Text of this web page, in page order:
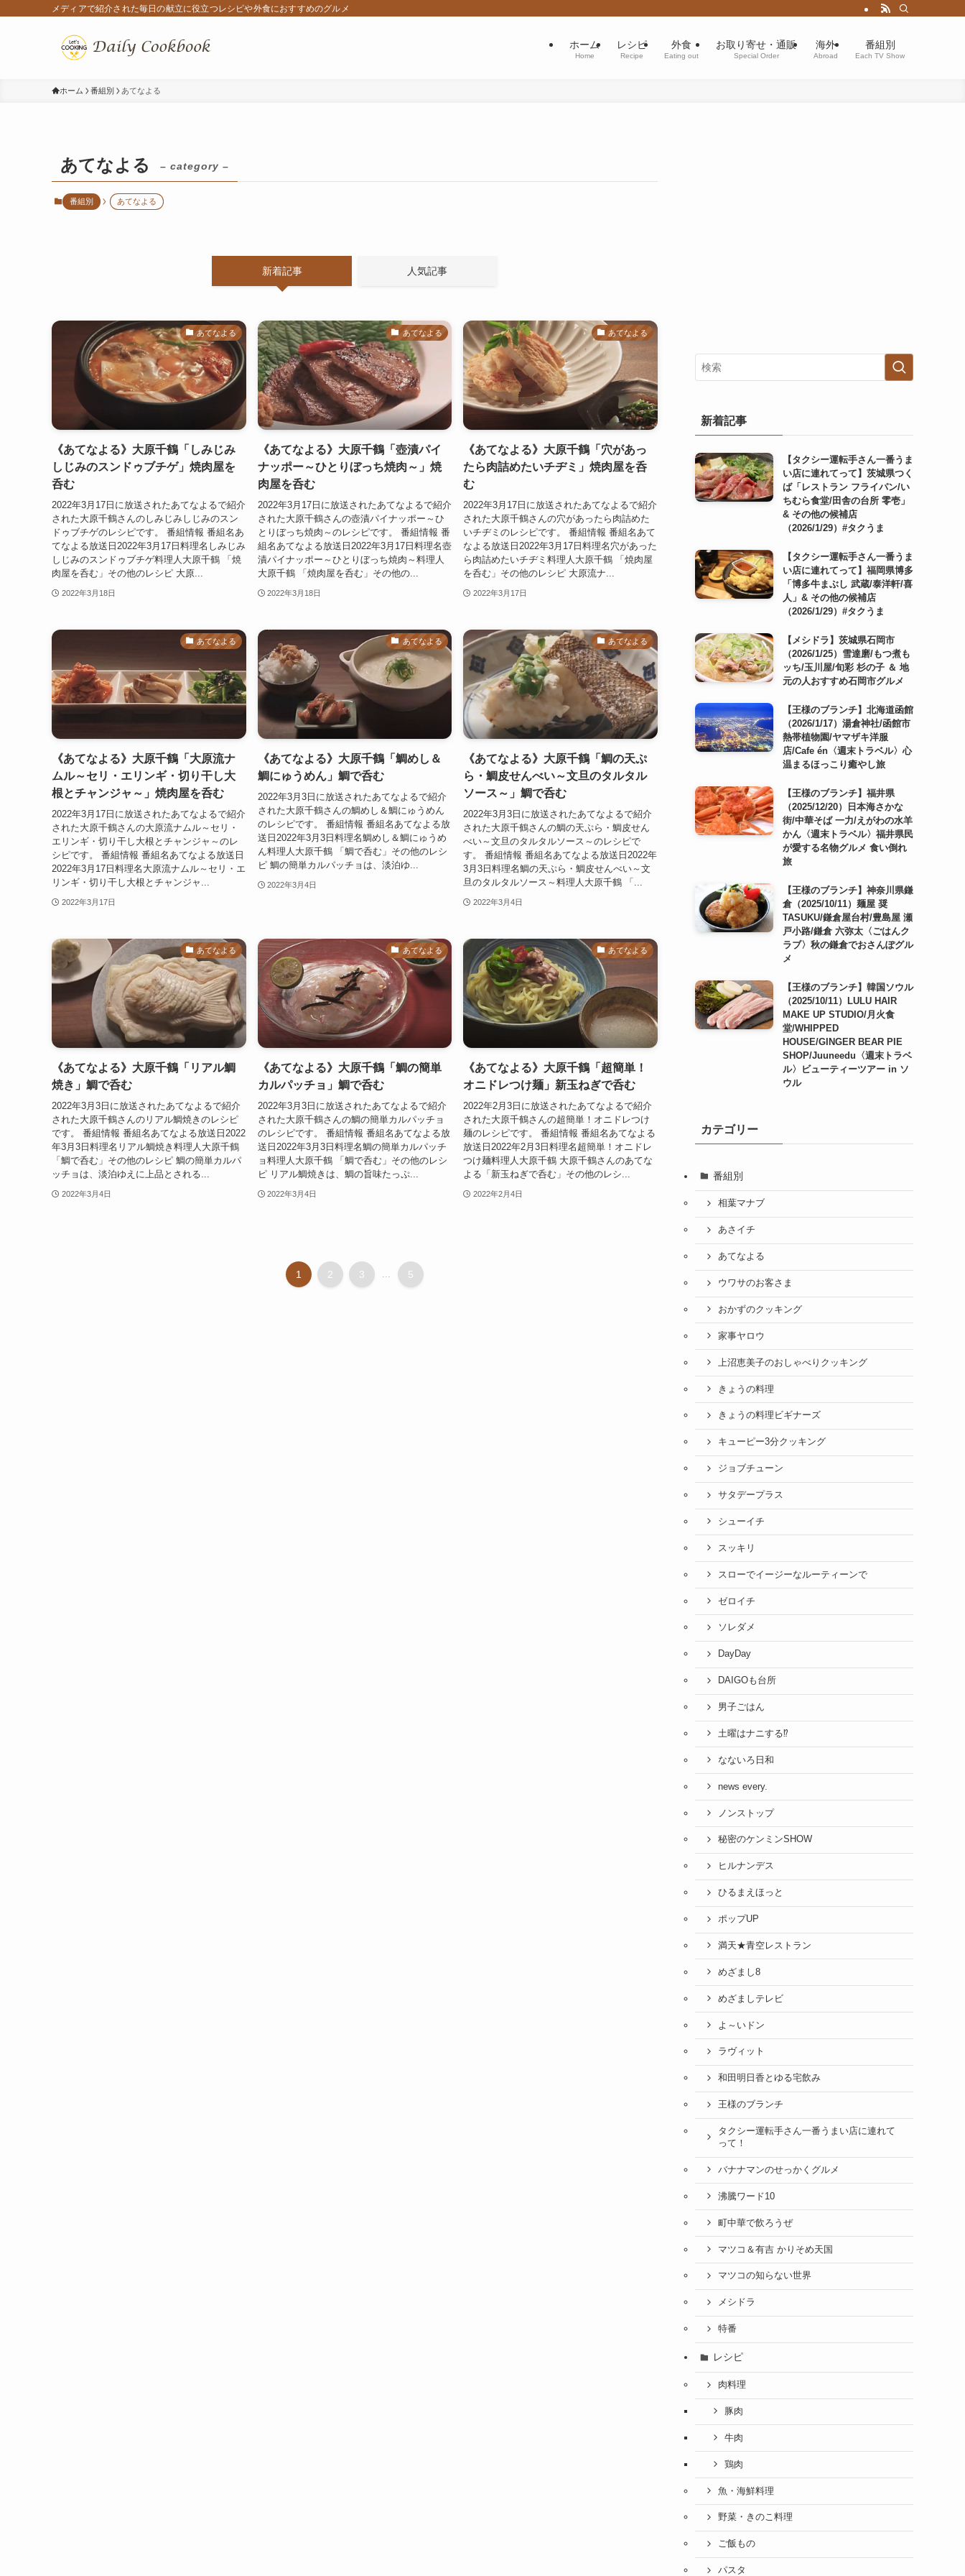
メディアで紹介された毎日の献立に役立つレシピや外食におすすめのグルメ
ホーム
Home
レシピ
Recipe
外食
Eating out
お取り寄せ・通販
Special Order
海外
Abroad
番組別
Each TV Show
ホーム 番組別 あてなよる
あてなよる – category –
番組別 あてなよる
新着記事 人気記事
あてなよる
《あてなよる》大原千鶴「しみじみ
しじみのスンドゥブチゲ」焼肉屋を
呑む
2022年3月17日に放送されたあてなよるで紹介
された大原千鶴さんのしみじみしじみのスン
ドゥブチゲのレシピです。 番組情報 番組名あ
てなよる放送日2022年3月17日料理名しみじみ
しじみのスンドゥブチゲ料理人大原千鶴 「焼
肉屋を呑む」その他のレシピ 大原...
2022年3月18日
あてなよる
《あてなよる》大原千鶴「壺漬パイ
ナッポー～ひとりぼっち焼肉～」焼
肉屋を呑む
2022年3月17日に放送されたあてなよるで紹介
された大原千鶴さんの壺漬パイナッポー～ひ
とりぼっち焼肉～のレシピです。 番組情報 番
組名あてなよる放送日2022年3月17日料理名壺
漬パイナッポー～ひとりぼっち焼肉～料理人
大原千鶴 「焼肉屋を呑む」その他の...
2022年3月18日
あてなよる
《あてなよる》大原千鶴「穴があっ
たら肉詰めたいチヂミ」焼肉屋を呑
む
2022年3月17日に放送されたあてなよるで紹介
された大原千鶴さんの穴があったら肉詰めた
いチヂミのレシピです。 番組情報 番組名あて
なよる放送日2022年3月17日料理名穴があった
ら肉詰めたいチヂミ料理人大原千鶴 「焼肉屋
を呑む」その他のレシピ 大原流ナ...
2022年3月17日
あてなよる
《あてなよる》大原千鶴「大原流ナ
ムル～セリ・エリンギ・切り干し大
根とチャンジャ～」焼肉屋を呑む
2022年3月17日に放送されたあてなよるで紹介
された大原千鶴さんの大原流ナムル～セリ・
エリンギ・切り干し大根とチャンジャ～のレ
シピです。 番組情報 番組名あてなよる放送日
2022年3月17日料理名大原流ナムル～セリ・エ
リンギ・切り干し大根とチャンジャ...
2022年3月17日
あてなよる
《あてなよる》大原千鶴「鯛めし＆
鯛にゅうめん」鯛で呑む
2022年3月3日に放送されたあてなよるで紹介
された大原千鶴さんの鯛めし＆鯛にゅうめん
のレシピです。 番組情報 番組名あてなよる放
送日2022年3月3日料理名鯛めし＆鯛にゅうめ
ん料理人大原千鶴 「鯛で呑む」その他のレシ
ピ 鯛の簡単カルパッチョは、淡泊ゆ...
2022年3月4日
あてなよる
《あてなよる》大原千鶴「鯛の天ぷ
ら・鯛皮せんべい～文旦のタルタル
ソース～」鯛で呑む
2022年3月3日に放送されたあてなよるで紹介
された大原千鶴さんの鯛の天ぷら・鯛皮せん
べい～文旦のタルタルソース～のレシピで
す。 番組情報 番組名あてなよる放送日2022年
3月3日料理名鯛の天ぷら・鯛皮せんべい～文
旦のタルタルソース～料理人大原千鶴 「...
2022年3月4日
あてなよる
《あてなよる》大原千鶴「リアル鯛
焼き」鯛で呑む
2022年3月3日に放送されたあてなよるで紹介
された大原千鶴さんのリアル鯛焼きのレシピ
です。 番組情報 番組名あてなよる放送日2022
年3月3日料理名リアル鯛焼き料理人大原千鶴
「鯛で呑む」その他のレシピ 鯛の簡単カルパ
ッチョは、淡泊ゆえに上品とされる...
2022年3月4日
あてなよる
《あてなよる》大原千鶴「鯛の簡単
カルパッチョ」鯛で呑む
2022年3月3日に放送されたあてなよるで紹介
された大原千鶴さんの鯛の簡単カルパッチョ
のレシピです。 番組情報 番組名あてなよる放
送日2022年3月3日料理名鯛の簡単カルパッチ
ョ料理人大原千鶴 「鯛で呑む」その他のレシ
ピ リアル鯛焼きは、鯛の旨味たっぷ...
2022年3月4日
あてなよる
《あてなよる》大原千鶴「超簡単！
オニドレつけ麺」新玉ねぎで呑む
2022年2月3日に放送されたあてなよるで紹介
された大原千鶴さんの超簡単！オニドレつけ
麺のレシピです。 番組情報 番組名あてなよる
放送日2022年2月3日料理名超簡単！オニドレ
つけ麺料理人大原千鶴 大原千鶴さんのあてな
よる「新玉ねぎで呑む」その他のレシ...
2022年2月4日
1 2 3 5
新着記事
【タクシー運転手さん一番うま
い店に連れてって】茨城県つく
ば「レストラン フライパン/い
ちむら食堂/田舎の台所 零壱」
& その他の候補店
（2026/1/29）#タクうま
【タクシー運転手さん一番うま
い店に連れてって】福岡県博多
「博多牛まぶし 武蔵/泰洋軒/喜
人」& その他の候補店
（2026/1/29）#タクうま
【メシドラ】茨城県石岡市
（2026/1/25）雪達磨/もつ煮も
ッち/玉川屋/旬彩 杉の子 ＆ 地
元の人おすすめ石岡市グルメ
【王様のブランチ】北海道函館
（2026/1/17）湯倉神社/函館市
熱帯植物園/ヤマザキ洋服
店/Cafe én〈週末トラベル〉心
温まるほっこり癒やし旅
【王様のブランチ】福井県
（2025/12/20）日本海さかな
街/中華そば 一力/えがわの水羊
かん〈週末トラベル〉福井県民
が愛する名物グルメ 食い倒れ
旅
【王様のブランチ】神奈川県鎌
倉（2025/10/11）麺屋 奨
TASUKU/鎌倉屋台村/豊島屋 瀬
戸小路/鎌倉 六弥太〈ごはんク
ラブ〉秋の鎌倉でおさんぽグル
メ
【王様のブランチ】韓国ソウル
（2025/10/11）LULU HAIR
MAKE UP STUDIO/月火食
堂/WHIPPED
HOUSE/GINGER BEAR PIE
SHOP/Juuneedu〈週末トラベ
ル〉ビューティーツアー in ソ
ウル
カテゴリー
番組別
相葉マナブ
あさイチ
あてなよる
ウワサのお客さま
おかずのクッキング
家事ヤロウ
上沼恵美子のおしゃべりクッキング
きょうの料理
きょうの料理ビギナーズ
キューピー3分クッキング
ジョブチューン
サタデープラス
シューイチ
スッキリ
スローでイージーなルーティーンで
ゼロイチ
ソレダメ
DayDay
DAIGOも台所
男子ごはん
土曜はナニする⁉
なないろ日和
news every.
ノンストップ
秘密のケンミンSHOW
ヒルナンデス
ひるまえほっと
ポップUP
満天★青空レストラン
めざまし8
めざましテレビ
よ～いドン
ラヴィット
和田明日香とゆる宅飲み
王様のブランチ
タクシー運転手さん一番うまい店に連れて
って！
バナナマンのせっかくグルメ
沸騰ワード10
町中華で飲ろうぜ
マツコ＆有吉 かりそめ天国
マツコの知らない世界
メシドラ
特番
レシピ
肉料理
豚肉
牛肉
鶏肉
魚・海鮮料理
野菜・きのこ料理
ご飯もの
パスタ